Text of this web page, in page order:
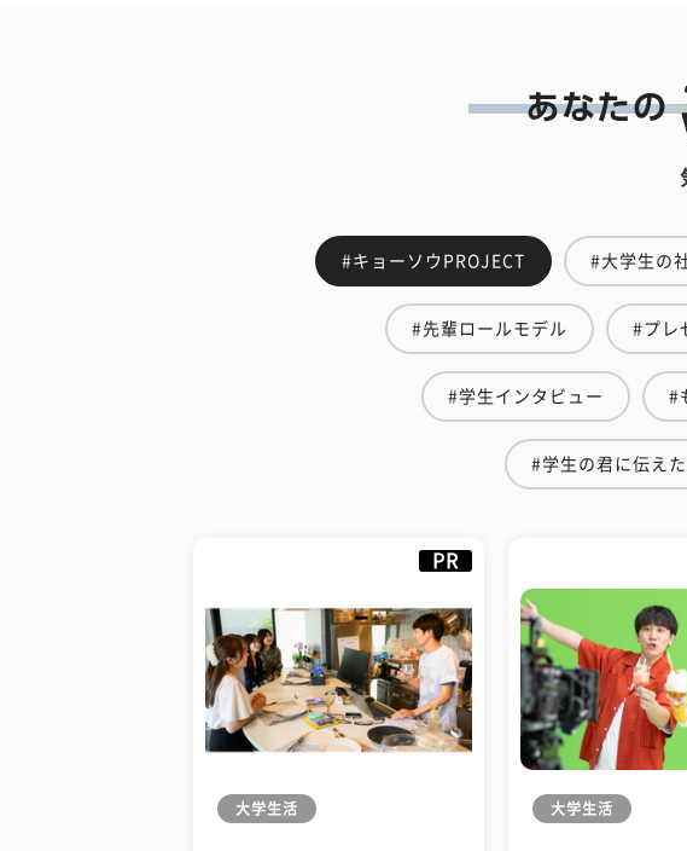
#キョーソウPROJECT #大学生の
#先輩ロールモデル #プレ
#学生インタビュー #
#学生の君に伝え
PR
大学生活 大学生活